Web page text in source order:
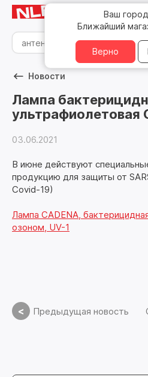
Ваш город
Ближайший
Верно
Новости
Лампа
ультрафиолетовая
03.06.2021
В июне действуют
продукцию для защиты от
Covid-19)
Лампа CADENA,
озоном, UV-1
< Предыдущая новость